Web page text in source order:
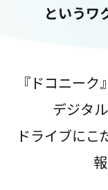
というワ
『ドコニー
デジタ
ドライブにこ